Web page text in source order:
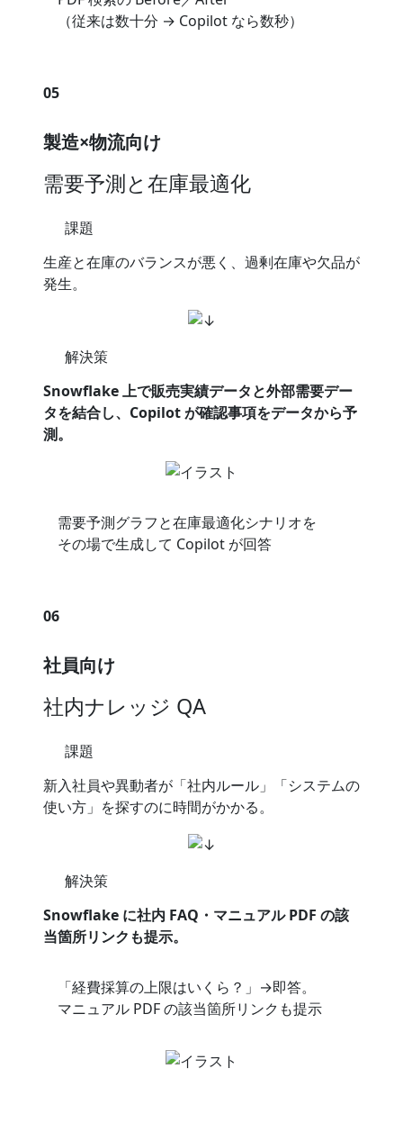
（従来は数十分 → Copilot なら数秒）
05
製造×物流向け
需要予測と在庫最適化
課題
生産と在庫のバランスが悪く、過剰在庫や欠品が
発生。
解決策
Snowflake 上で販売実績データと外部需要デー
タを結合し、Copilot が確認事項をデータから予
測。
需要予測グラフと在庫最適化シナリオを
その場で生成して Copilot が回答
06
社員向け
社内ナレッジ QA
課題
新入社員や異動者が「社内ルール」「システムの
使い方」を探すのに時間がかかる。
解決策
Snowflake に社内 FAQ・マニュアル PDF の該
当箇所リンクも提示。
「経費採算の上限はいくら？」→即答。
マニュアル PDF の該当箇所リンクも提示